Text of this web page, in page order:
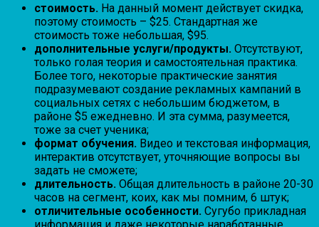
стоимость. На данный момент действует скидка,
поэтому стоимость – $25. Стандартная же
стоимость тоже небольшая, $95.
дополнительные услуги/продукты. Отсутствуют,
только голая теория и самостоятельная практика.
Более того, некоторые практические занятия
подразумевают создание рекламных кампаний в
социальных сетях с небольшим бюджетом, в
районе $5 ежедневно. И эта сумма, разумеется,
тоже за счет ученика;
формат обучения. Видео и текстовая информация,
интерактив отсутствует, уточняющие вопросы вы
задать не сможете;
длительность. Общая длительность в районе 20-30
часов на сегмент, коих, как мы помним, 6 штук;
отличительные особенности. Сугубо прикладная
информация и даже некоторые наработанные